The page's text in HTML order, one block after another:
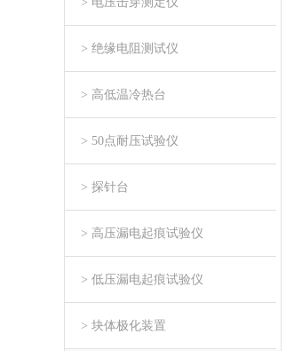
> 绝缘电阻测试仪
> 高低温冷热台
> 50点耐压试验仪
> 探针台
> 高压漏电起痕试验仪
> 低压漏电起痕试验仪
> 块体极化装置